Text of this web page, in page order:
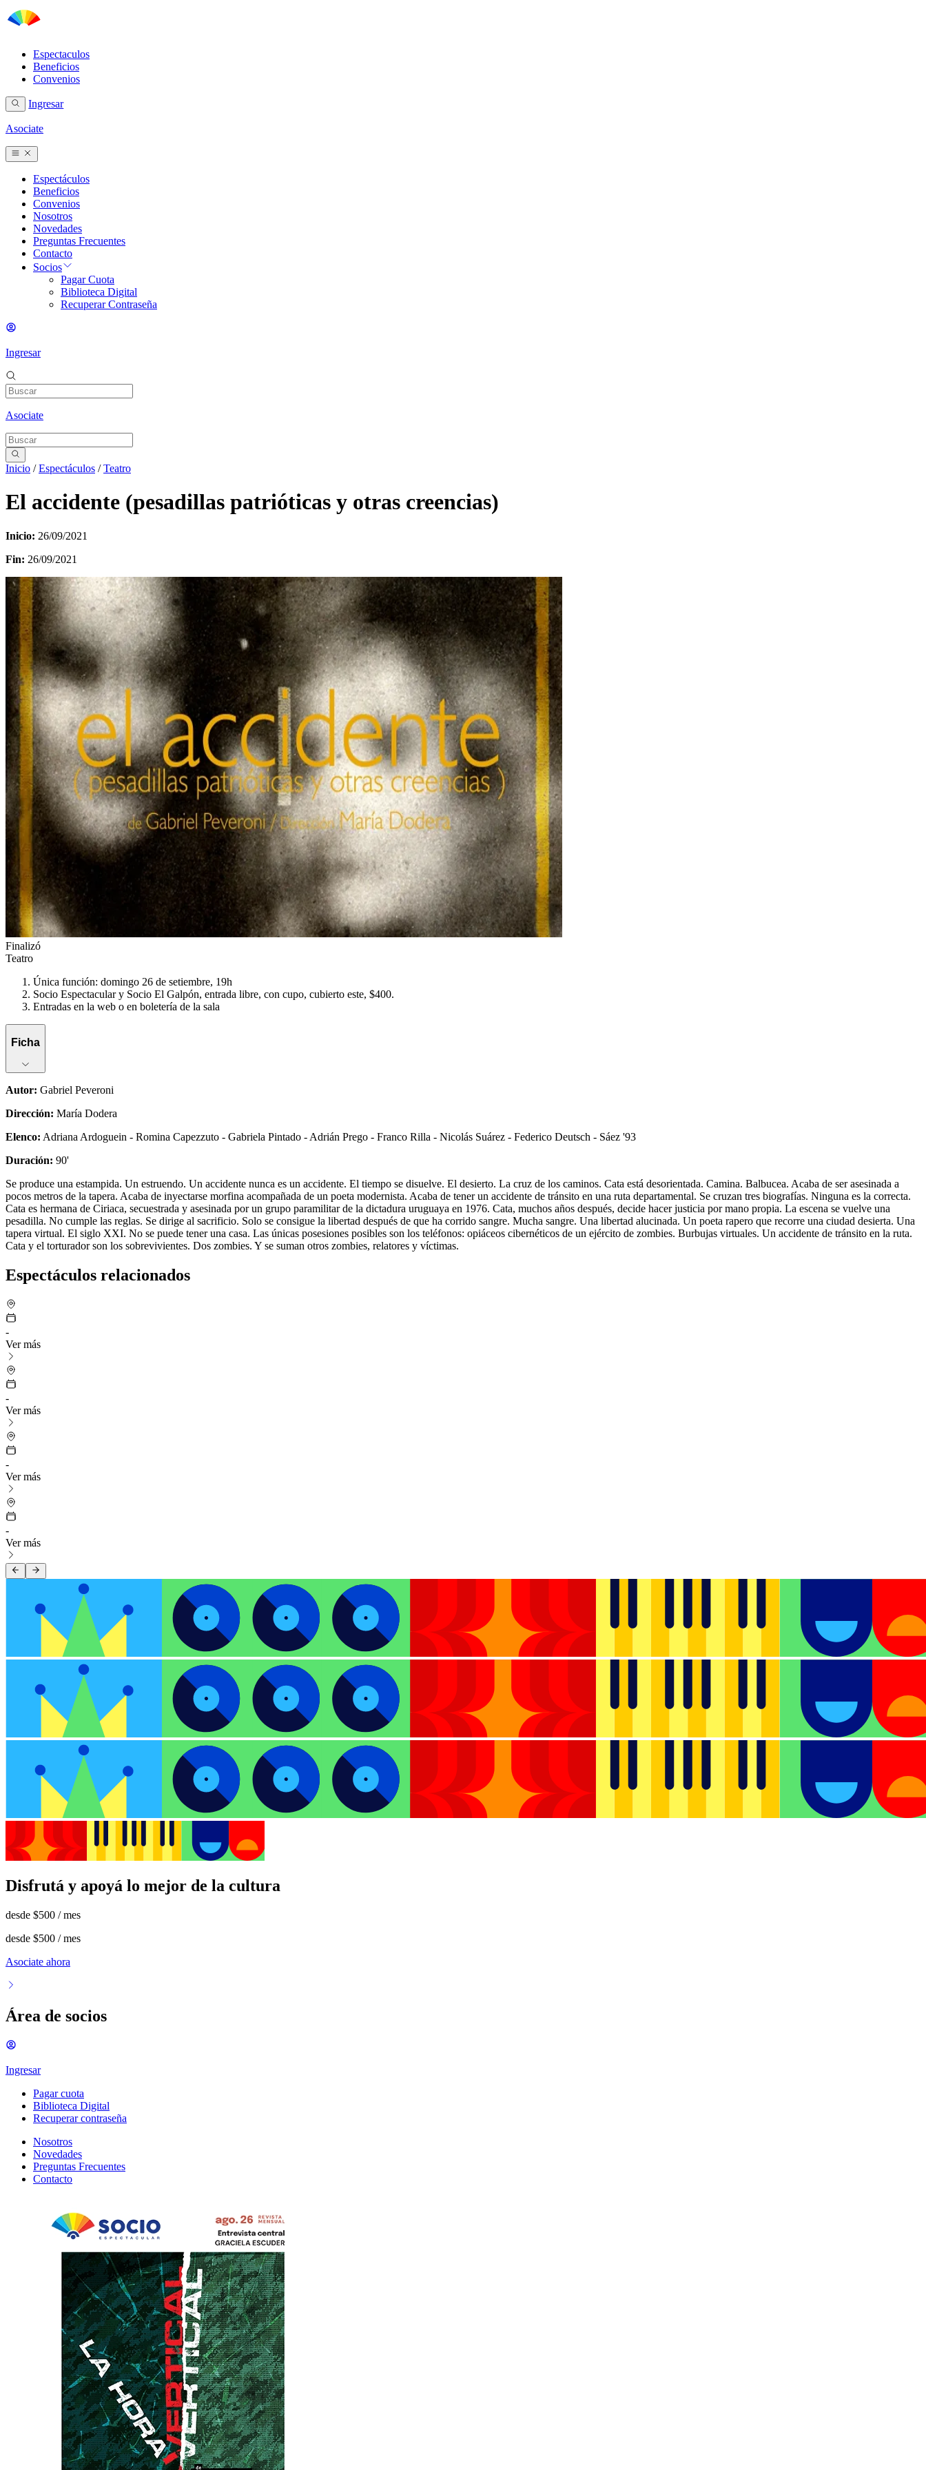
Espectaculos
Beneficios
Convenios
Ingresar
Asociate
Espectáculos
Beneficios
Convenios
Nosotros
Novedades
Preguntas Frecuentes
Contacto
Socios
Pagar Cuota
Biblioteca Digital
Recuperar Contraseña
Ingresar
Asociate
Inicio /Espectáculos /Teatro
El accidente (pesadillas patrióticas y otras creencias)
Inicio: 26/09/2021
Fin: 26/09/2021
Finalizó
Teatro
Única función: domingo 26 de setiembre, 19h
Socio Espectacular y Socio El Galpón, entrada libre, con cupo, cubierto este, $400.
Entradas en la web o en boletería de la sala
Ficha
Autor: Gabriel Peveroni
Dirección: María Dodera
Elenco: Adriana Ardoguein - Romina Capezzuto - Gabriela Pintado - Adrián Prego - Franco Rilla - Nicolás Suárez - Federico Deutsch - Sáez '93
Duración: 90'
Se produce una estampida. Un estruendo. Un accidente nunca es un accidente. El tiempo se disuelve. El desierto. La cruz de los caminos. Cata está desorientada. Camina. Balbucea. Acaba de ser asesinada a
pocos metros de la tapera. Acaba de inyectarse morfina acompañada de un poeta modernista. Acaba de tener un accidente de tránsito en una ruta departamental. Se cruzan tres biografías. Ninguna es la correcta.
Cata es hermana de Ciriaca, secuestrada y asesinada por un grupo paramilitar de la dictadura uruguaya en 1976. Cata, muchos años después, decide hacer justicia por mano propia. La escena se vuelve una
pesadilla. No cumple las reglas. Se dirige al sacrificio. Solo se consigue la libertad después de que ha corrido sangre. Mucha sangre. Una libertad alucinada. Un poeta rapero que recorre una ciudad desierta. Una
tapera virtual. El siglo XXI. No se puede tener una casa. Las únicas posesiones posibles son los teléfonos: opiáceos cibernéticos de un ejército de zombies. Burbujas virtuales. Un accidente de tránsito en la ruta.
Cata y el torturador son los sobrevivientes. Dos zombies. Y se suman otros zombies, relatores y víctimas.
Espectáculos relacionados
-
Ver más
-
Ver más
-
Ver más
-
Ver más
Disfrutá y apoyá lo mejor de la cultura
desde $500 / mes
desde $500 / mes
Asociate ahora
Área de socios
Ingresar
Pagar cuota
Biblioteca Digital
Recuperar contraseña
Nosotros
Novedades
Preguntas Frecuentes
Contacto